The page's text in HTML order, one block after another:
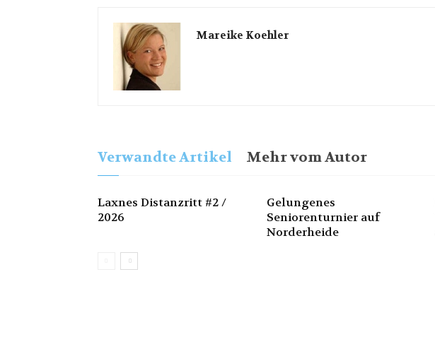
Mareike Koehler
Verwandte Artikel Mehr vom Autor
Laxnes Distanzritt #2 /
2026
Gelungenes
Seniorenturnier auf
Norderheide